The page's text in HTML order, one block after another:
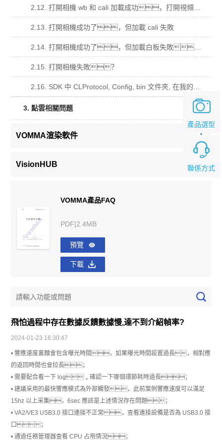
2.13. 打開相機成功了，但加載 cali 失敗
2.15. 打開相機失敗？
3. 點雲相關問題
VOMMA渲染軟件
VisionHUB
VOMMA產品FAQ
PDF|2.4MB
預覽
下載
飛怕過程中存在數據反饋數據慢,達不到介紹幀率?
2024-01-23 16:30:47
• 響應速度裏麵會包含曝光時間，如果曝光時間設置過長，相對應
的返回時間也會拉長；
• 需要配合看一下 log，確認一下哪個環節耗時過長；
• 建議采用的最快響應模式為外部觸發，此前案例響應速度可以滿足
15hz 以上采集，6sec 應該是上述情況存在問題；
• VA2/VE3 USB3.0 接口連接不正常，查看連接設備是否為 USB3.0 接
口；
• 通過任務管理器查看 CPU 占用情況；
聯係方式
產品選型